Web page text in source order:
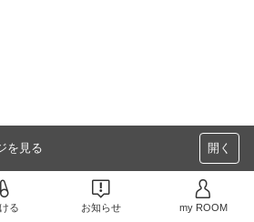
を見る 開く
る お知らせ my ROOM